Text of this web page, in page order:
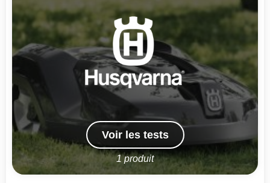
Voir les tests
1 produit